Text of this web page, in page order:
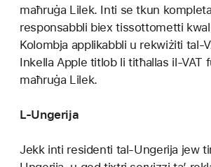
maħruġa Lilek. Inti se tkun
responsabbli biex tissottometti
Kolombja applikabbli u rekwiżiti tal-
Inkella Apple titlob li titħallas il-VAT
maħruġa Lilek.
L-Ungerija
Jekk inti residenti tal-Ungerija jew